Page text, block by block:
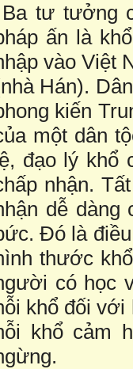
Ba tư tưởng
ấn là
vào Việt
Hán).
kiến
một dân
đạo lý khổ
nhận.
dễ dàng
Đó là
thước
có học
khổ đối với
khổ cảm